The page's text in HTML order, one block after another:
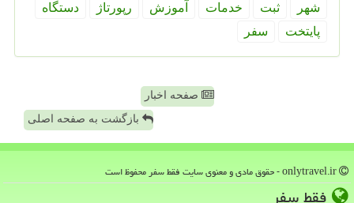
شهر ثبت خدمات آموزش رپورتاژ
دستگاه
پایتخت
سفر
صفحه اخبار
بازگشت به صفحه اصلی